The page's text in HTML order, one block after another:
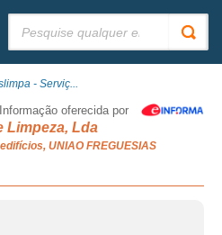
- Serviç...
Informação oferecida por
Limpeza, Lda
UNIAO FREGUESIAS